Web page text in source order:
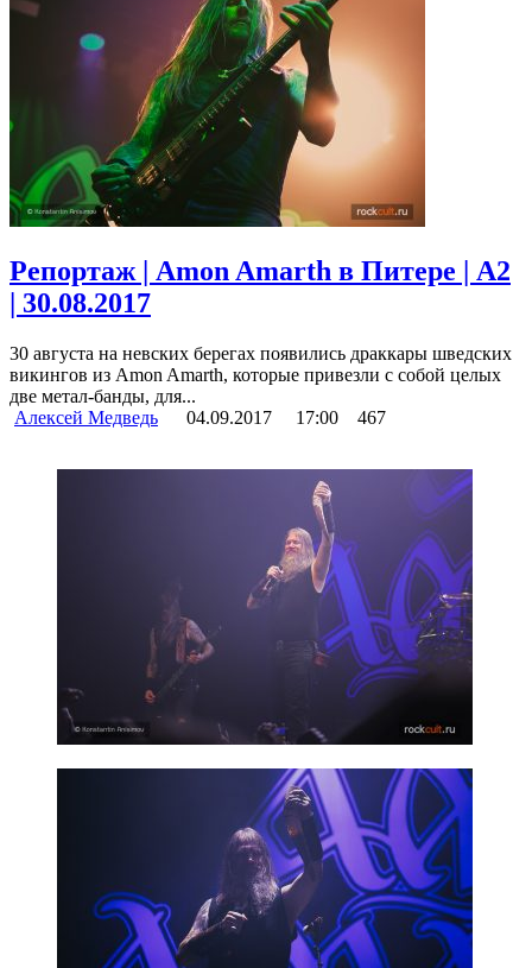
Репортаж | Amon Amarth в Питере | A2
| 30.08.2017
30 августа на невских берегах появились драккары шведских
викингов из Amon Amarth, которые привезли с собой целых
две метал-банды, для...
Алексей Медведь
04.09.2017 17:00 467